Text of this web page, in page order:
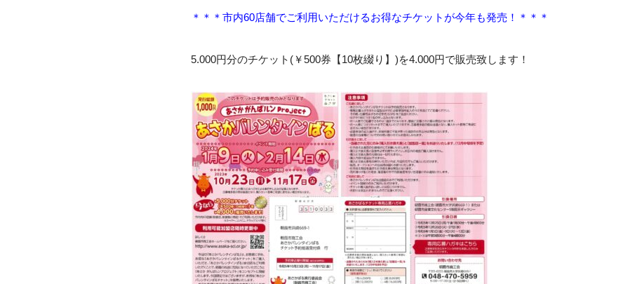
＊＊＊市内60店舗でご利用いただけるお得なチケットが今年も発売！ ＊＊＊
5.000円分のチケット(￥500券【10枚綴り】)を4.000円で販売致します！